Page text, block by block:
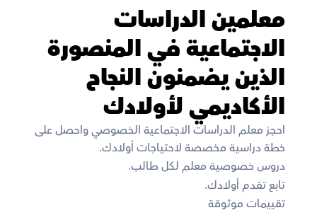
معلمين الدراسات
الاجتماعية في المنصورة
الذين يضمنون النجاح
الأكاديمي لأولادك
احجز معلم الدراسات الاجتماعية الخصوصي واحصل على
خطة دراسية مخصصة لاحتياجات أولادك.
دروس خصوصية معلم لكل طالب.
تابع تقدم أولادك.
تقييمات موثوقة